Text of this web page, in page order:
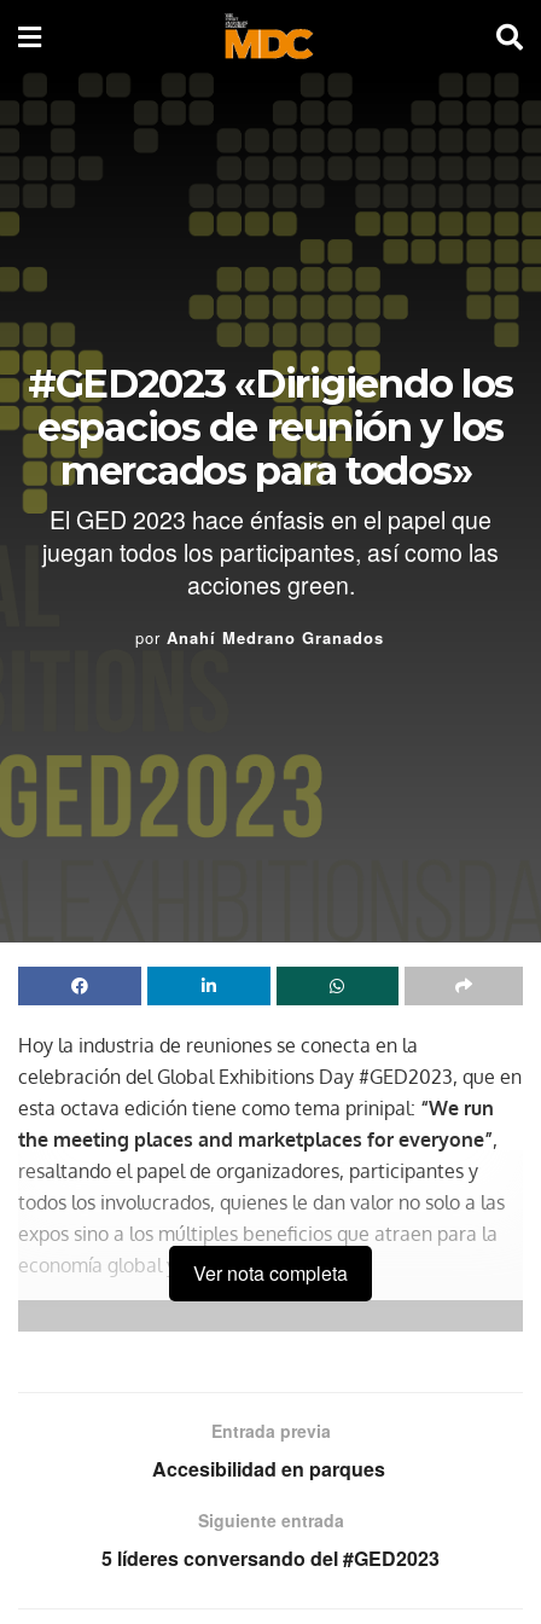
#GED2023 «Dirigiendo los
espacios de reunión y los
mercados para todos»
El GED 2023 hace énfasis en el papel que
juegan todos los participantes, así como las
acciones green.
por Anahí Medrano Granados
Hoy la industria de reuniones se conecta en la
celebración del Global Exhibitions Day #GED2023, que en
esta octava edición tiene como tema prinipal: “We run
the meeting places and marketplaces for everyone”,
resaltando el papel de organizadores, participantes y
todos los involucrados, quienes le dan valor no solo a las
expos sino a los múltiples beneficios que atraen para la
economía global y la sociedad.
Ver nota completa
Entrada previa
Accesibilidad en parques
Siguiente entrada
5 líderes conversando del #GED2023